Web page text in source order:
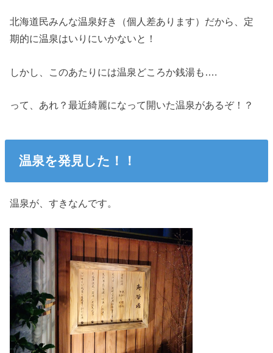
北海道民みんな温泉好き（個人差あります）だから、定
期的に温泉はいりにいかないと！
しかし、このあたりには温泉どころか銭湯も….
って、あれ？最近綺麗になって開いた温泉があるぞ！？
温泉を発見した！！
温泉が、すきなんです。